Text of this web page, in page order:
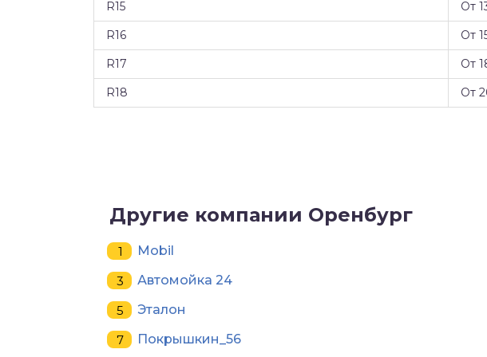
R15
От
R16
От
R17
От
R18
От
Другие компании Оренбург
Mobil
Автомойка 24
Эталон
Покрышкин_56